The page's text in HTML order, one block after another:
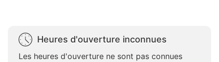
Heures d'ouverture inconnues
Les heures d'ouverture ne sont pas connues